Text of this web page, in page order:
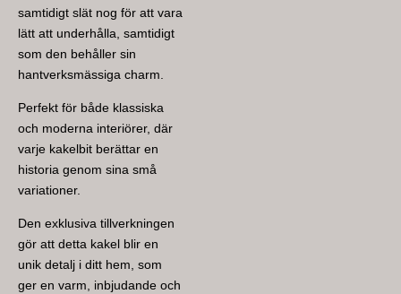
samtidigt slät nog för att vara
lätt att underhålla, samtidigt
som den behåller sin
hantverksmässiga charm.
Perfekt för både klassiska
och moderna interiörer, där
varje kakelbit berättar en
historia genom sina små
variationer.
Den exklusiva tillverkningen
gör att detta kakel blir en
unik detalj i ditt hem, som
ger en varm, inbjudande och